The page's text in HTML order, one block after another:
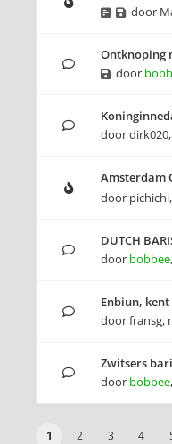
door
Ontknoping
door
doordirk020,
Amsterdam
door pichichi,
DUTCH
door bobbee,
Enbiun,
doorfransg,
Zwitsers
door bobbee,
1 2 3 4